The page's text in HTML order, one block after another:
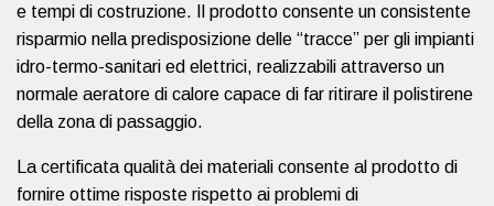
e tempi di costruzione. Il prodotto consente un consistente
risparmio nella predisposizione delle “tracce” per gli impianti
idro-termo-sanitari ed elettrici, realizzabili attraverso un
normale aeratore di calore capace di far ritirare il polistirene
della zona di passaggio.
La certificata qualità dei materiali consente al prodotto di
fornire ottime risposte rispetto ai problemi di